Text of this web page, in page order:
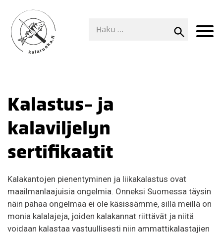
Kalastus- ja
kalaviljelyn
sertifikaatit
Kalakantojen pienentyminen ja liikakalastus ovat
maailmanlaajuisia ongelmia. Onneksi Suomessa täysin
näin pahaa ongelmaa ei ole käsissämme, sillä meillä on
monia kalalajeja, joiden kalakannat riittävät ja niitä
voidaan kalastaa vastuullisesti niin ammattikalastajien